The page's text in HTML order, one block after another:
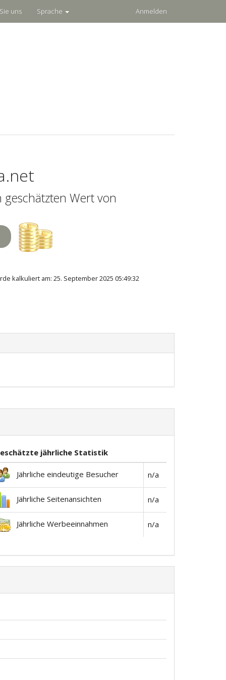
uns Sprache Anmelden
geschätzten Wert von
kalkuliert am: 25. September 2025 05:49:32
jährliche Statistik
Jährliche eindeutige Besucher n/a
Jährliche Seitenansichten n/a
Jährliche Werbeeinnahmen n/a